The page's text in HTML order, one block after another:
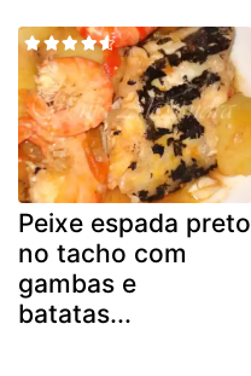
Peixe espada preto
no tacho com
gambas e
batatas...